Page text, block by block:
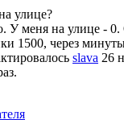
улице?
У меня на улице -
1500, через
slava 26